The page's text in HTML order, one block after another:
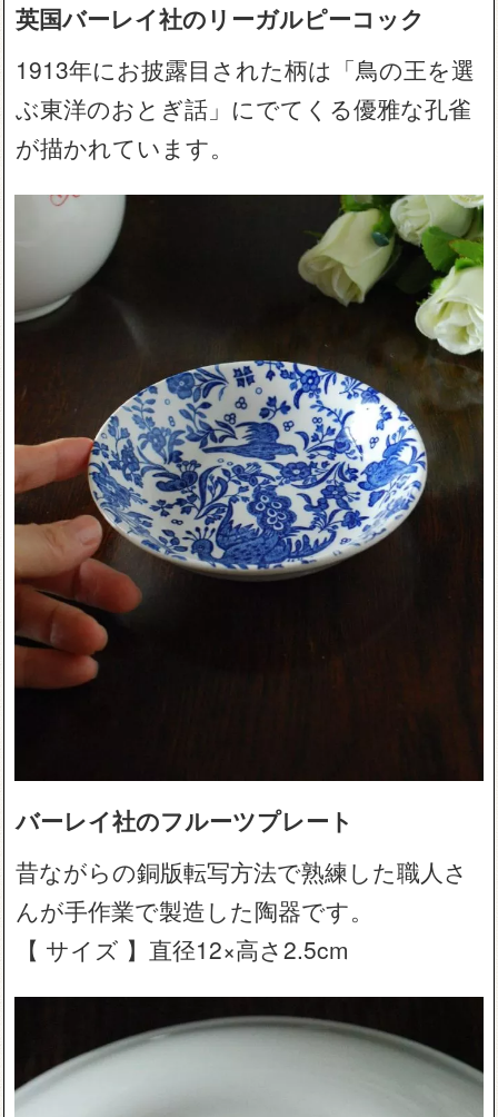
英国バーレイ社のリーガルピーコック
1913年にお披露目された柄は「鳥の王を選
ぶ東洋のおとぎ話」にでてくる優雅な孔雀
が描かれています。
バーレイ社のフルーツプレート
昔ながらの銅版転写方法で熟練した職人さ
んが手作業で製造した陶器です。
【 サイズ 】直径12×高さ2.5cm